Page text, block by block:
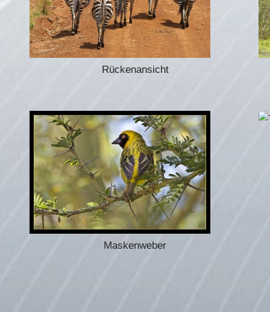
Rückenansicht
Maskenweber